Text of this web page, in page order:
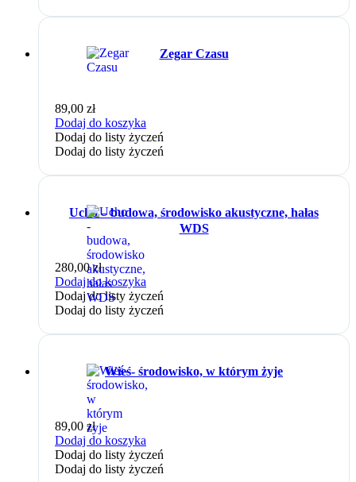
Zegar Czasu
89,00 zł
Dodaj do koszyka
Dodaj do listy życzeń
Dodaj do listy życzeń
Ucho – budowa, środowisko akustyczne, hałas
WDS
280,00zł
Dodaj do koszyka
Dodaj do listy życzeń
Dodaj do listy życzeń
Wieś- środowisko, w którym żyje
89,00 zł
Dodaj do koszyka
Dodaj do listy życzeń
Dodaj do listy życzeń